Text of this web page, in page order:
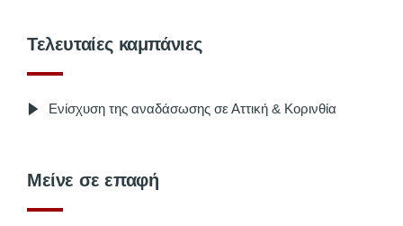
Τελευταίες καμπάνιες
Ενίσχυση της αναδάσωσης σε Αττική & Κορινθία
Μείνε σε επαφή